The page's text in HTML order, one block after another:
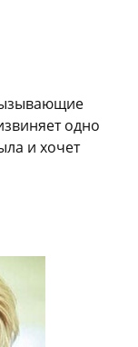
одно
и хочет